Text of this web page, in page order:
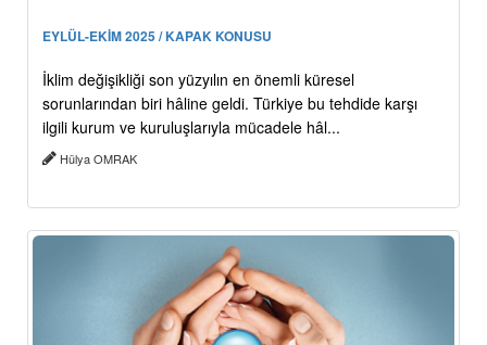
EYLÜL-EKİM 2025 / KAPAK KONUSU
İklim değişikliği son yüzyılın en önemli küresel
sorunlarından biri hâline geldi. Türkiye bu tehdide karşı
ilgili kurum ve kuruluşlarıyla mücadele hâl...
Hülya OMRAK